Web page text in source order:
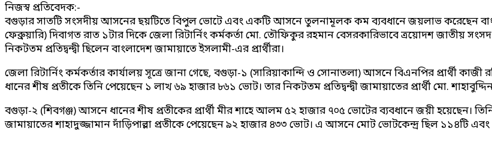
নিজস্ব প্রতিবেদক:-
বগুড়ার সাতটি সংসদীয় আসনের ছয়টিতে বিপুল ভোটে এবং একটি আসনে তুলনামূলক কম ব্যবধানে জয়লাভ করেছেন
ফেব্রুয়ারি) দিবাগত রাত ১টার দিকে জেলা রিটার্নিং কর্মকর্তা মো. তৌফিকুর রহমান বেসরকারিভাবে ত্রয়োদশ
নিকটতম প্রতিদ্বন্দ্বী ছিলেন বাংলাদেশ জামায়াতে ইসলামী-এর প্রার্থীরা।
জেলা রিটার্নিং কর্মকর্তার কার্যালয় সূত্রে জানা গেছে, বগুড়া-১ (সারিয়াকান্দি ও সোনাতলা) আসনে বিএনপির প্রার্থী
ধানের শীষ প্রতীকে তিনি পেয়েছেন ১ লাখ ৬৯ হাজার ৮৬১ ভোট। তার নিকটতম প্রতিদ্বন্দ্বী জামায়াতের প্রার্থী মো.
বগুড়া-২ (শিবগঞ্জ) আসনে ধানের শীষ প্রতীকের প্রার্থী মীর শাহে আলম ৫২ হাজার ৭০৫ ভোটের ব্যবধানে জয়ী হয়েছেন।
জামায়াতের শাহাদুজ্জামান দাঁড়িপাল্লা প্রতীকে পেয়েছেন ৯২ হাজার ৪৩৩ ভোট। এ আসনে মোট ভোটকেন্দ্র ছিল ১১৪টি